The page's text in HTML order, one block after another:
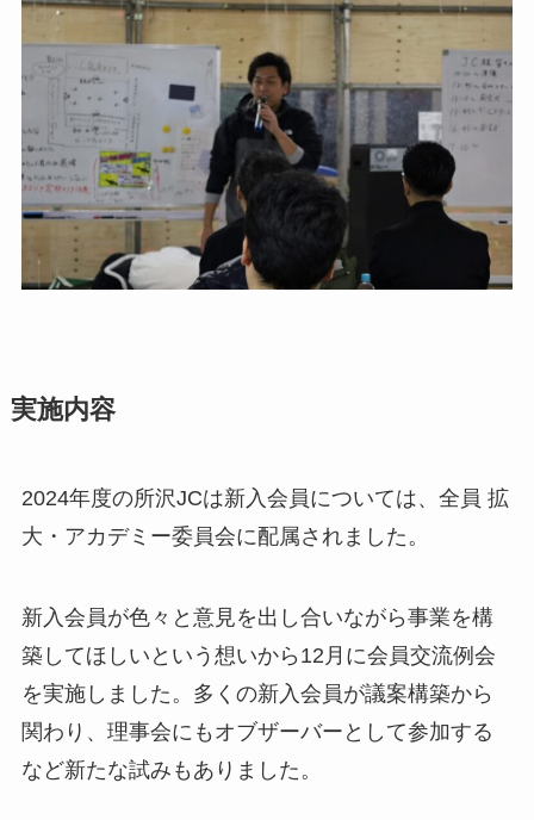
実施内容
2024年度の所沢JCは新入会員については、全員 拡
大・アカデミー委員会に配属されました。
新入会員が色々と意見を出し合いながら事業を構
築してほしいという想いから12月に会員交流例会
を実施しました。多くの新入会員が議案構築から
関わり、理事会にもオブザーバーとして参加する
など新たな試みもありました。